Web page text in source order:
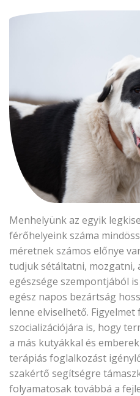
Menhelyünk az egyik
férőhelyeink száma
méretnek számos előnye
tudjuk sétáltatni, mozgatni,
egészsége szempontjából
egész napos bezártság
lenne elviselhető.
szocializációjára is, hogy
a más kutyákkal és
terápiás foglalkozást
szakértő segítségre
folyamatosak továbbá a